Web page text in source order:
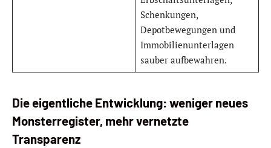
Schenkungen,
Depotbewegungen und
Immobilienunterlagen
sauber aufbewahren.
Die eigentliche Entwicklung: weniger neues
Monsterregister, mehr vernetzte
Transparenz